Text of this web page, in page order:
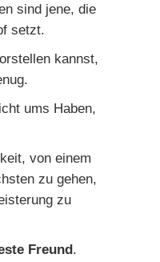
sind jene, die
setzt.
kannst,
ums Haben,
von einem
zu gehen,
zu
Freund.